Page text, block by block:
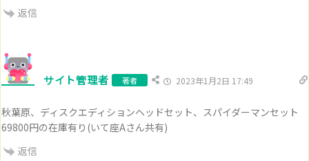
返信
サイト管理者 著者 2023年1月2日 17:49
秋葉原、ディスクエディションヘッドセット、スパイダーマンセット
69800円の在庫有り(いて座Aさん共有)
返信